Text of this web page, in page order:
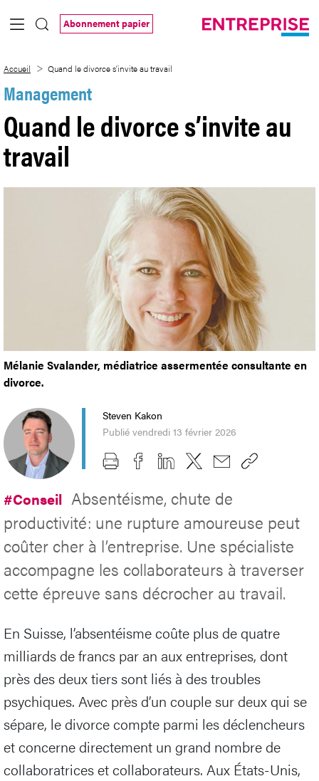
Saut au contenu principal
Abonnement papier
Accueil Quand le divorce s’invite au travail
Management
Quand le divorce s’invite au
travail
Mélanie Svalander, médiatrice assermentée consultante en
divorce.
Steven Kakon
Publié vendredi 13 février 2026
#Conseil Absentéisme, chute de
productivité: une rupture amoureuse peut
coûter cher à l’entreprise. Une spécialiste
accompagne les collaborateurs à traverser
cette épreuve sans décrocher au travail.
En Suisse, l’absentéisme coûte plus de quatre
milliards de francs par an aux entreprises, dont
près des deux tiers sont liés à des troubles
psychiques. Avec près d’un couple sur deux qui se
sépare, le divorce compte parmi les déclencheurs
et concerne directement un grand nombre de
collaboratrices et collaborateurs. Aux États-Unis,